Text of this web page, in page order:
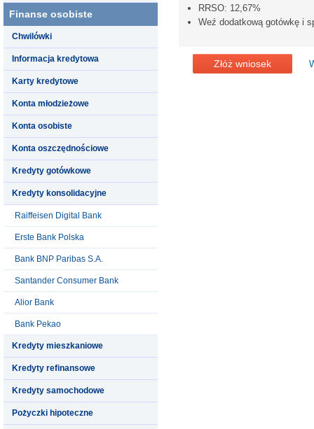
Finanse osobiste
Chwilówki
Informacja kredytowa
Karty kredytowe
Konta młodzieżowe
Konta osobiste
Konta oszczędnościowe
Kredyty gotówkowe
Kredyty konsolidacyjne
Raiffeisen Digital Bank
Erste Bank Polska
Bank BNP Paribas S.A.
Santander Consumer Bank
Alior Bank
Bank Pekao
Kredyty mieszkaniowe
Kredyty refinansowe
Kredyty samochodowe
Pożyczki hipoteczne
RRSO: 12,67%
Weź dodatkową gotówkę i
Złóż wniosek